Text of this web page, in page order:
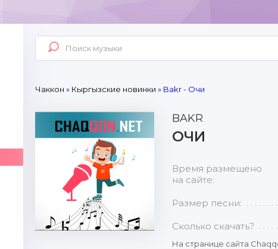
Чаккон » Кыргызские новинки » Bakr - Очи
BAKR
ОЧИ
Время размещено
на сайте:
Размер песни:
Сколько скачать?
На странице сайта